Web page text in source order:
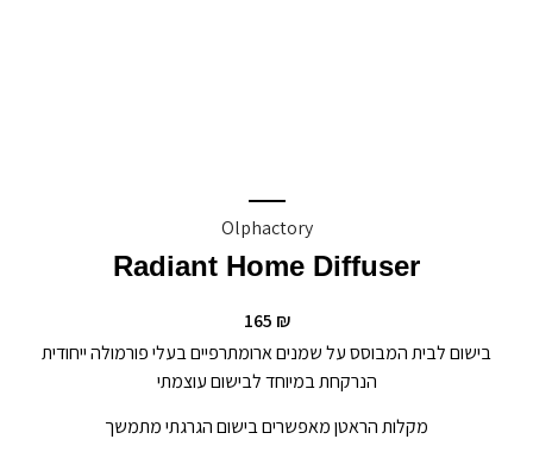
Olphactory
Radiant Home Diffuser
165 ₪
בישום לבית המבוסס על שמנים ארומתרפיים בעלי פורמולה ייחודית
הנרקחת במיוחד לבישום עוצמתי
מקלות הראטן מאפשרים בישום הגרגתי מתמשך